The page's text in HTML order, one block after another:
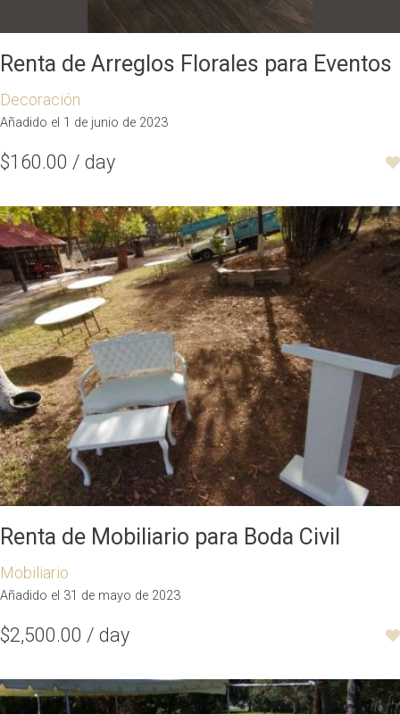
Renta de Arreglos Florales para Eventos
Decoración
Añadido el 1 de junio de 2023
$160.00 / day
Renta de Mobiliario para Boda Civil
Mobiliario
Añadido el 31 de mayo de 2023
$2,500.00 / day